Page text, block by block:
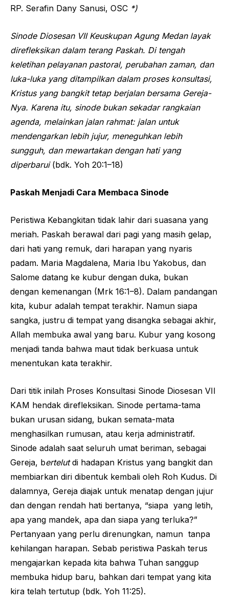
RP. Serafin Dany Sanusi, OSC *)
Sinode Diosesan VII Keuskupan Agung Medan layak
direfleksikan dalam terang Paskah. Di tengah
keletihan pelayanan pastoral, perubahan zaman, dan
luka-luka yang ditampilkan dalam proses konsultasi,
Kristus yang bangkit tetap berjalan bersama Gereja-
Nya. Karena itu, sinode bukan sekadar rangkaian
agenda, melainkan jalan rahmat: jalan untuk
mendengarkan lebih jujur, meneguhkan lebih
sungguh, dan mewartakan dengan hati yang
diperbarui(bdk. Yoh 20:1–18)
Paskah Menjadi Cara Membaca Sinode
Peristiwa Kebangkitan tidak lahir dari suasana yang
meriah. Paskah berawal dari pagi yang masih gelap,
dari hati yang remuk, dari harapan yang nyaris
padam. Maria Magdalena, Maria Ibu Yakobus, dan
Salome datang ke kubur dengan duka, bukan
dengan kemenangan (Mrk 16:1–8). Dalam pandangan
kita, kubur adalah tempat terakhir. Namun siapa
sangka, justru di tempat yang disangka sebagai akhir,
Allah membuka awal yang baru. Kubur yang kosong
menjadi tanda bahwa maut tidak berkuasa untuk
menentukan kata terakhir.
Dari titik inilah Proses Konsultasi Sinode Diosesan VII
KAM hendak direfleksikan. Sinode pertama-tama
bukan urusan sidang, bukan semata-mata
menghasilkan rumusan, atau kerja administratif.
Sinode adalah saat seluruh umat beriman, sebagai
Gereja, bertelutdi hadapan Kristus yang bangkit dan
membiarkan diri dibentuk kembali oleh Roh Kudus. Di
dalamnya, Gereja diajak untuk menatap dengan jujur
dan dengan rendah hati bertanya, “siapa yang letih,
apa yang mandek, apa dan siapa yang terluka?”
Pertanyaan yang perlu direnungkan, namun tanpa
kehilangan harapan. Sebab peristiwa Paskah terus
mengajarkan kepada kita bahwa Tuhan sanggup
membuka hidup baru, bahkan dari tempat yang kita
kira telah tertutup (bdk. Yoh 11:25).